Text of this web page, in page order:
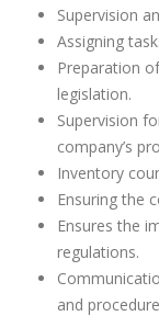
Supervision
Assigning
Preparation
legislation.
Supervision
company’s
Inventory
Ensuring the
Ensures the
regulations.
and